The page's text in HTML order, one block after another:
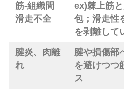
筋-組織間
滑走不全
ex)棘上筋
包；滑走性
を剥離して
腱炎、肉離
れ
腱や損傷部
を避けつつ
ス